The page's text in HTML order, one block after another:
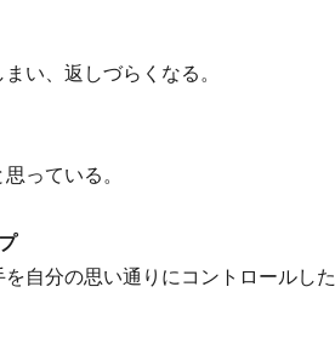
い、返しづらくなる。
っている。
自分の思い通りにコントロールした